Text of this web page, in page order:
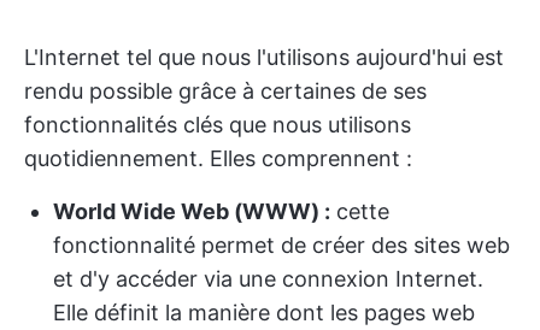
L'Internet tel que nous l'utilisons aujourd'hui est
rendu possible grâce à certaines de ses
fonctionnalités clés que nous utilisons
quotidiennement. Elles comprennent :
World Wide Web (WWW) : cette
fonctionnalité permet de créer des sites web
et d'y accéder via une connexion Internet.
Elle définit la manière dont les pages web